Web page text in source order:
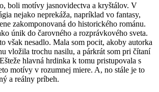
boli motívy jasnovidectva a kryštálov. V
nejako neprekáža, napríklad vo fantasy,
zakomponovaná do historického románu.
únik do čarovného a rozprávkového sveta.
však nesadlo. Mala som pocit, akoby autorka
vložila trochu nasilu, a párkrát som pri čítaní
hlavná hrdinka k tomu pristupovala s
motívy v rozumnej miere. A, no stále je to
a reálny príbeh.